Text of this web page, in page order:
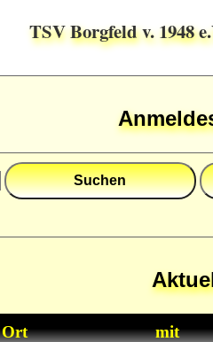
TSV Borgfeld v. 1948
Ort mit